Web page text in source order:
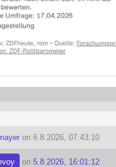
on 6.8.2026, 07:43:10
on 5.8.2026, 16:01:12